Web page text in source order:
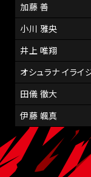
加藤 善
小川 雅央
井上 唯翔
オシュラナ イライ
田儀 徹大
伊藤 颯真